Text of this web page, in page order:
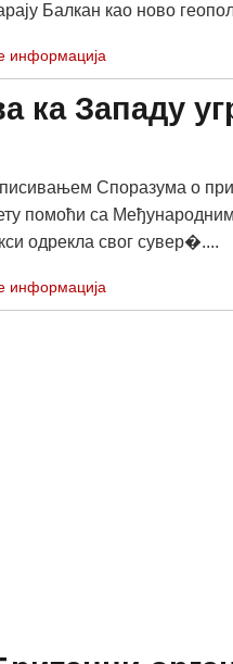
Балкан као ново
информација
ка Западу
Споразума о
помоћи са
одрекла свог сувер�....
информација